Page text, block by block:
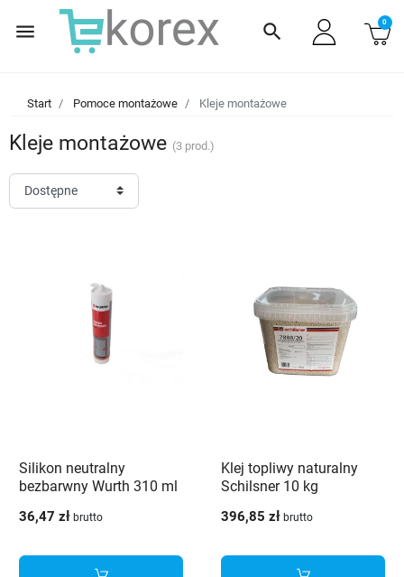
menu search 0
Start Pomoce montażowe Kleje montażowe
Kleje montażowe (3 prod.)
Silikon neutralny
bezbarwny Wurth 310 ml
36,47 zł brutto
Klej topliwy naturalny
Schilsner 10 kg
396,85 zł brutto